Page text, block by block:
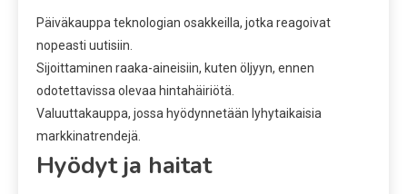
Päiväkauppa teknologian osakkeilla, jotka reagoivat
nopeasti uutisiin.
Sijoittaminen raaka-aineisiin, kuten öljyyn, ennen
odotettavissa olevaa hintahäiriötä.
Valuuttakauppa, jossa hyödynnetään lyhytaikaisia
markkinatrendejä.
Hyödyt ja haitat